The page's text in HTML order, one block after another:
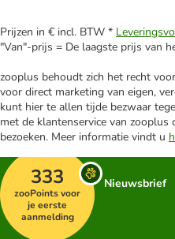
Prijzen in € incl. BTW *
"Van"-prijs = De laagste prijs van
zooplus behoudt zich het recht
voor direct marketing van eigen,
kunt hier te allen tijde bezwaar
met de klantenservice van
bezoeken. Meer informatie vindt u
333
zooPoints voor
je eerste
aanmelding
Nieuwsbrief